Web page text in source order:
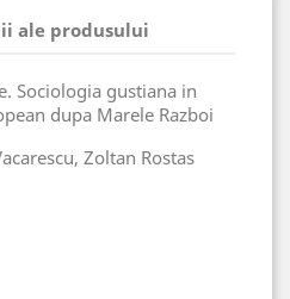
ale produsului
Sociologia gustiana in
dupa Marele Razboi
Zoltan Rostas